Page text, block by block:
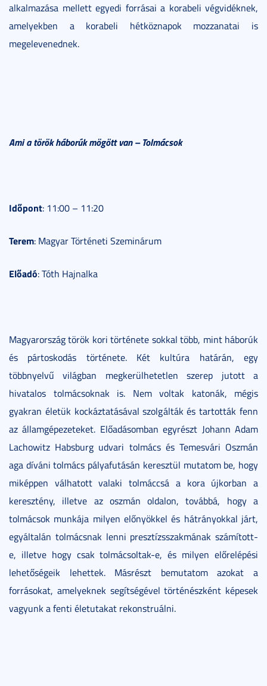
alkalmazása mellett egyedi forrásai a korabeli végvidéknek,
amelyekben a korabeli hétköznapok mozzanatai is
megelevenednek.
Ami a török háborúk mögött van – Tolmácsok
Időpont: 11:00 – 11:20
Terem: Magyar Történeti Szeminárum
Előadó: Tóth Hajnalka
Magyarország török kori története sokkal több, mint háborúk
és pártoskodás története. Két kultúra határán, egy
többnyelvű világban megkerülhetetlen szerep jutott a
hivatalos tolmácsoknak is. Nem voltak katonák, mégis
gyakran életük kockáztatásával szolgálták és tartották fenn
az államgépezeteket. Előadásomban egyrészt Johann Adam
Lachowitz Habsburg udvari tolmács és Temesvári Oszmán
aga díváni tolmács pályafutásán keresztül mutatom be, hogy
miképpen válhatott valaki tolmáccsá a kora újkorban a
keresztény, illetve az oszmán oldalon, továbbá, hogy a
tolmácsok munkája milyen előnyökkel és hátrányokkal járt,
egyáltalán tolmácsnak lenni presztízsszakmának számított-
e, illetve hogy csak tolmácsoltak-e, és milyen előrelépési
lehetőségeik lehettek. Másrészt bemutatom azokat a
forrásokat, amelyeknek segítségével történészként képesek
vagyunk a fenti életutakat rekonstruálni.